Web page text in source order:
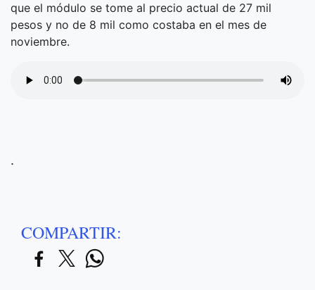
que el módulo se tome al precio actual de 27 mil
pesos y no de 8 mil como costaba en el mes de
noviembre.
.
COMPARTIR: